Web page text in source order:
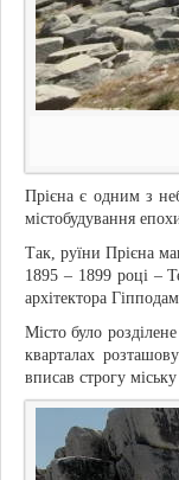
Прієна є одним з
містобудування
Так, руїни Прієна
1895 – 1899 році –
архітектора
Місто було
кварталах
вписав строгу